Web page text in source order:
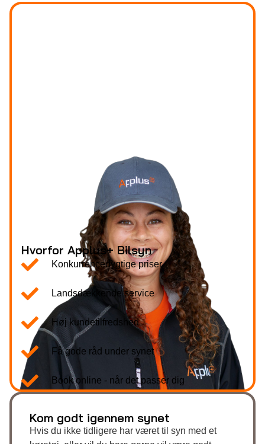
Hvorfor Applus+ Bilsyn
Konkurrencedygtige priser
Landsdækkende service
Høj kundetilfredshed
Få gode råd under synet
Book online - når det passer dig
Kom godt igennem synet
Hvis du ikke tidligere har været til syn med et